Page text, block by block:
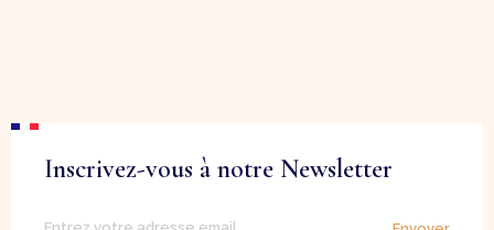
Inscrivez-vous à notre Newsletter